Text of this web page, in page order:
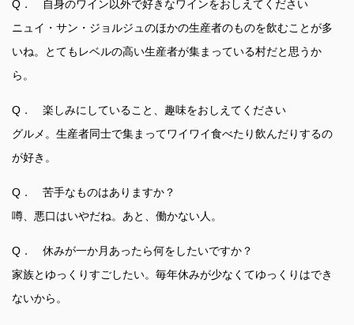
Q． 自身のワイン以外で好きなワインをおしえてください
ニュイ・サン・ジョルジュのほかの生産者のものを飲むことが多
いね。とてもレベルの高い生産者が集まっている村だと思うか
ら。
Q． 楽しみにしていること、趣味をおしえてください
グルメ。生産者同士で集まってワイワイ食べたり飲んだりするの
が好き。
Q． 苦手なものはありますか？
噂、悪口はいやだね。あと、働かない人。
Q． 休みが一か月あったら何をしたいですか？
家族とゆっくりすごしたい。毎年休みが少なくてゆっくりはでき
ないから。